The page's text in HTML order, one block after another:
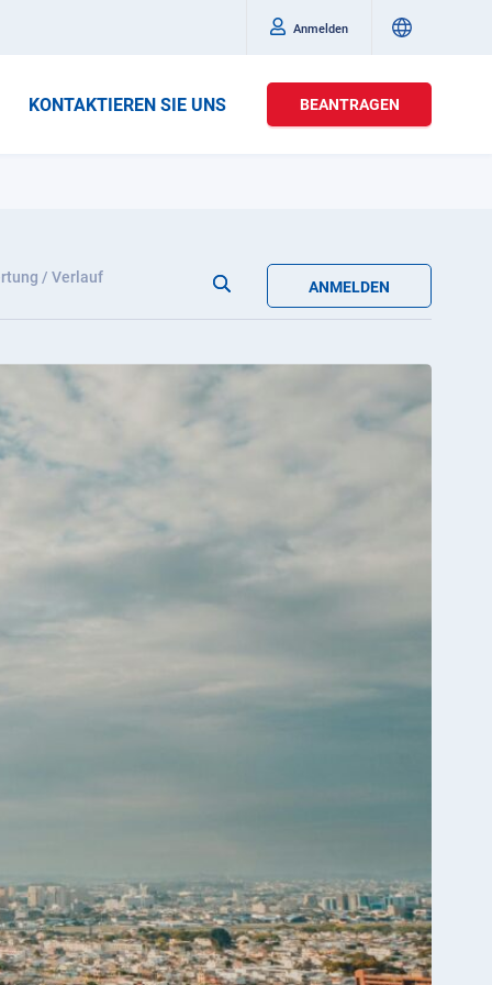
Anmelden
KONTAKTIEREN SIE UNS BEANTRAGEN
/ Verlauf
ANMELDEN